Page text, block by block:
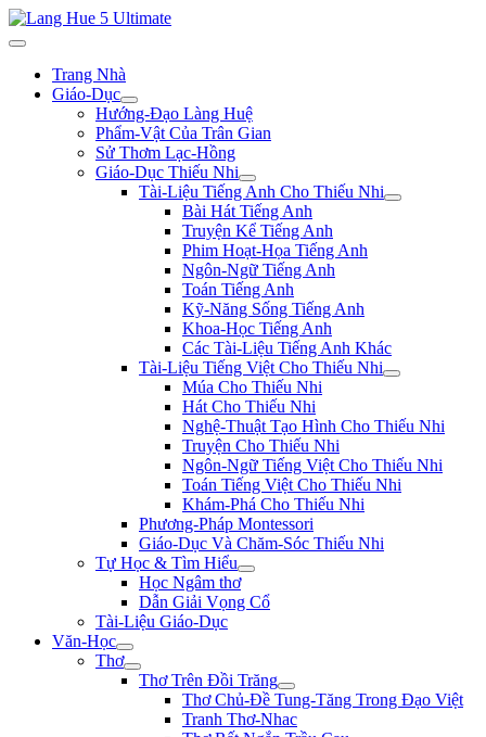
Trang Nhà
Giáo-Dục
Hướng-Đạo Làng Huệ
Phẩm-Vật Của Trân Gian
Sử Thơm Lạc-Hồng
Giáo-Dục Thiếu Nhi
Tài-Liệu Tiếng Anh Cho Thiếu Nhi
Bài Hát Tiếng Anh
Truyện Kể Tiếng Anh
Phim Hoạt-Họa Tiếng Anh
Ngôn-Ngữ Tiếng Anh
Toán Tiếng Anh
Kỹ-Năng Sống Tiếng Anh
Khoa-Học Tiếng Anh
Các Tài-Liệu Tiếng Anh Khác
Tài-Liệu Tiếng Việt Cho Thiếu Nhi
Múa Cho Thiếu Nhi
Hát Cho Thiếu Nhi
Nghệ-Thuật Tạo Hình Cho Thiếu Nhi
Truyện Cho Thiếu Nhi
Ngôn-Ngữ Tiếng Việt Cho Thiếu Nhi
Toán Tiếng Việt Cho Thiếu Nhi
Khám-Phá Cho Thiếu Nhi
Phương-Pháp Montessori
Giáo-Dục Và Chăm-Sóc Thiếu Nhi
Tự Học & Tìm Hiểu
Học Ngâm thơ
Dẫn Giải Vọng Cổ
Tài-Liệu Giáo-Dục
Văn-Học
Thơ
Thơ Trên Đồi Trăng
Thơ Chủ-Đề Tung-Tăng Trong Đạo Việt
Tranh Thơ-Nhac